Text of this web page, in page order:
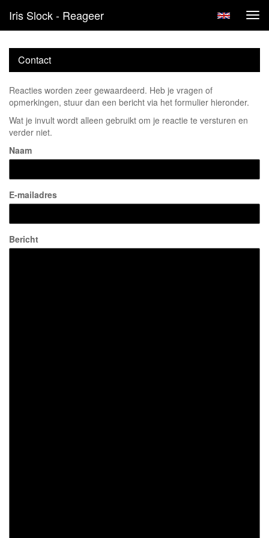
Iris Slock - Reageer
Contact
Reacties worden zeer gewaardeerd. Heb je vragen of
opmerkingen, stuur dan een bericht via het formulier hieronder.
Wat je invult wordt alleen gebruikt om je reactie te versturen en
verder niet.
Naam
E-mailadres
Bericht